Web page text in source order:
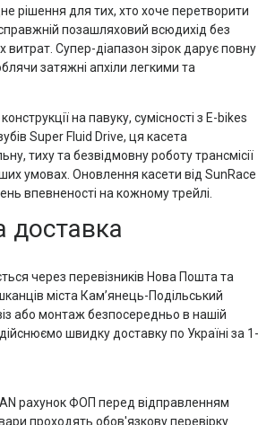
рішення для тих, хто хоче перетворити
позашляховий всюдихід без
витрат. Супер-діапазон зірок дарує повну
затяжні апхіли легкими та
на павуку, сумісності з E-bikes
Super Fluid Drive, ця касета
тиху та безвідмовну роботу трансмісії
умовах. Оновлення касети від SunRace
впевненості на кожному трейлі.
доставка
через перевізників Нова Пошта та
міста Кам’янець-Подільський
або монтаж безпосередньо в нашій
швидку доставку по Україні за 1-
рахунок ФОП перед відправленням
проходять обов'язкову перевірку